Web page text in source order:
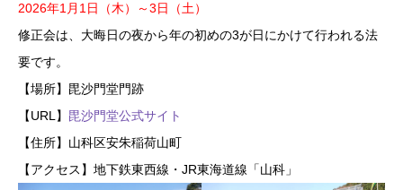
2026年1月1日（木）～3日（土）
修正会は、大晦日の夜から年の初めの3が日にかけて行われる法
要です。
【場所】毘沙門堂門跡
【URL】 毘沙門堂公式サイト
【住所】山科区安朱稲荷山町
【アクセス】地下鉄東西線・JR東海道線「山科」